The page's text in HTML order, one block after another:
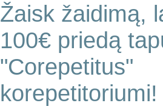
Žaisk žaidimą,
100€ priedą
"Corepetitus"
korepetitoriumi!